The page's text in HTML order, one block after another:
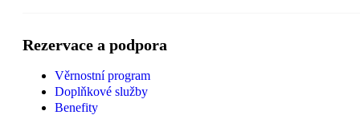
Rezervace a podpora
Věrnostní program
Doplňkové služby
Benefity